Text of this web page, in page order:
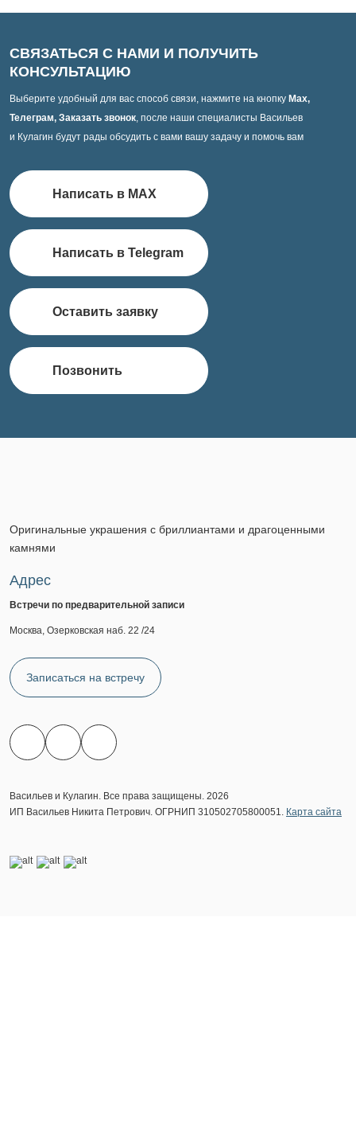
СВЯЗАТЬСЯ С НАМИ И ПОЛУЧИТЬ
КОНСУЛЬТАЦИЮ
Выберите удобный для вас способ связи, нажмите на кнопку Max,
Телеграм, Заказать звонок, после наши специалисты Васильев
и Кулагин будут рады обсудить с вами вашу задачу и помочь вам
Написать в MAX
Написать в Telegram
Оставить заявку
Позвонить
Оригинальные украшения с бриллиантами и драгоценными
камнями
Адрес
Встречи по предварительной записи
Москва, Озерковская наб. 22 /24
Записаться на встречу
Васильев и Кулагин. Все права защищены. 2026
ИП Васильев Никита Петрович. ОГРНИП 310502705800051. Карта сайта